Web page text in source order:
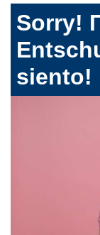
Sorry!
siento!